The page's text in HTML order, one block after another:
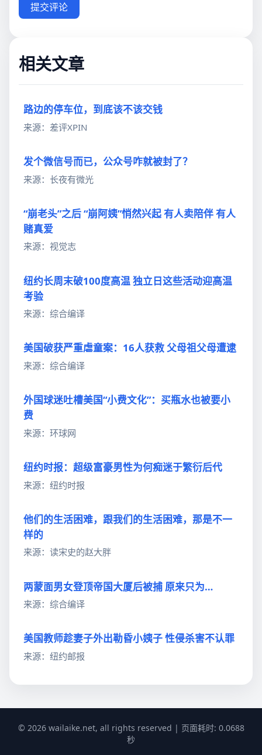
提交评论
相关文章
路边的停车位，到底该不该交钱
来源：差评XPIN
发个微信号而已，公众号咋就被封了？
来源：长夜有微光
“崩老头”之后 “崩阿姨”悄然兴起 有人卖陪伴 有人
赌真爱
来源：视觉志
纽约长周末破100度高温 独立日这些活动迎高温
考验
来源：综合编译
美国破获严重虐童案：16人获救 父母祖父母遭逮
来源：综合编译
外国球迷吐槽美国“小费文化”：买瓶水也被要小
费
来源：环球网
纽约时报：超级富豪男性为何痴迷于繁衍后代
来源：纽约时报
他们的生活困难，跟我们的生活困难，那是不一
样的
来源：读宋史的赵大胖
两蒙面男女登顶帝国大厦后被捕 原来只为…
来源：综合编译
美国教师趁妻子外出勒昏小姨子 性侵杀害不认罪
来源：纽约邮报
© 2026 wailaike.net, all rights reserved | 页面耗时: 0.0688
秒